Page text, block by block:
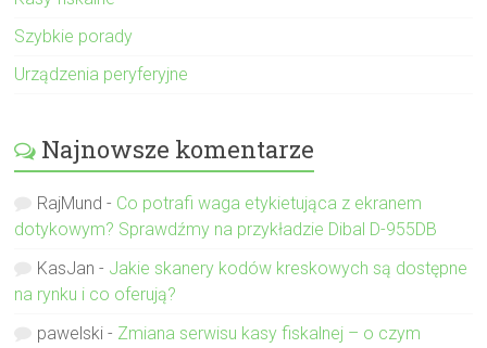
Szybkie porady
Urządzenia peryferyjne
Najnowsze komentarze
RajMund - Co potrafi waga etykietująca z ekranem
dotykowym? Sprawdźmy na przykładzie Dibal D-955DB
KasJan - Jakie skanery kodów kreskowych są dostępne
na rynku i co oferują?
pawelski - Zmiana serwisu kasy fiskalnej – o czym